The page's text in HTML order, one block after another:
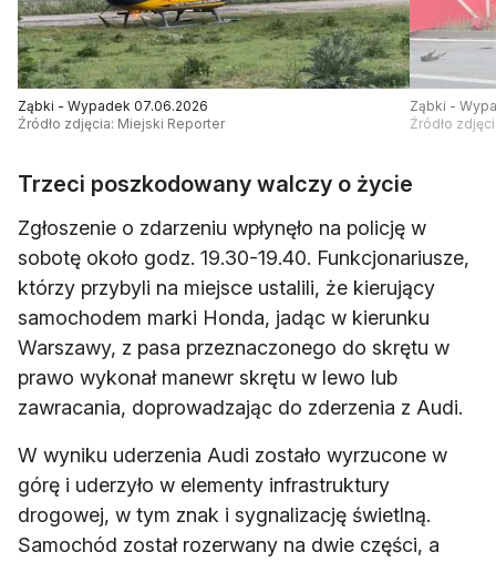
Ząbki - Wypadek 07.06.2026
Źródło zdjęcia: Miejski Reporter
Ząbki -
Źródło
Trzeci poszkodowany walczy o życie
Zgłoszenie o zdarzeniu wpłynęło na policję w
sobotę około godz. 19.30-19.40. Funkcjonariusze,
którzy przybyli na miejsce ustalili, że kierujący
samochodem marki Honda, jadąc w kierunku
Warszawy, z pasa przeznaczonego do skrętu w
prawo wykonał manewr skrętu w lewo lub
zawracania, doprowadzając do zderzenia z Audi.
W wyniku uderzenia Audi zostało wyrzucone w
górę i uderzyło w elementy infrastruktury
drogowej, w tym znak i sygnalizację świetlną.
Samochód został rozerwany na dwie części, a